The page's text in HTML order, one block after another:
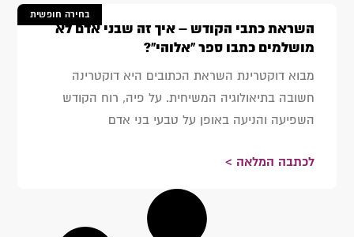
בחירה חופשית
השראת כתבי הקודש – איך זה שבני אדם לא
מושלמים כתבו ספר "אלוהי"?
מבוא דוקטרינת השראת הכתובים היא דוקטרינה
חשובה בתיאולוגיה המשיחית. על פיה, רוח הקודש
השפיעה והניעה באופן על טבעי בני אדם
לכתבה המלאה >